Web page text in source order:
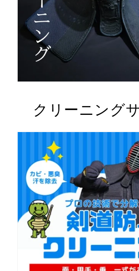
クリーニング